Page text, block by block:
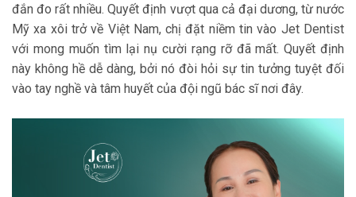
đắn đo rất nhiều. Quyết định vượt qua cả đại dương, từ nước
Mỹ xa xôi trở về Việt Nam, chị đặt niềm tin vào Jet Dentist
với mong muốn tìm lại nụ cười rạng rỡ đã mất. Quyết định
này không hề dễ dàng, bởi nó đòi hỏi sự tin tưởng tuyệt đối
vào tay nghề và tâm huyết của đội ngũ bác sĩ nơi đây.